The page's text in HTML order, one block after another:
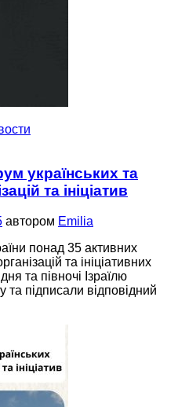
українських та
та ініціатив
автором Emilia
понад 35 активних
та ініціативних
та півночі Ізраїлю
та підписали відповідний